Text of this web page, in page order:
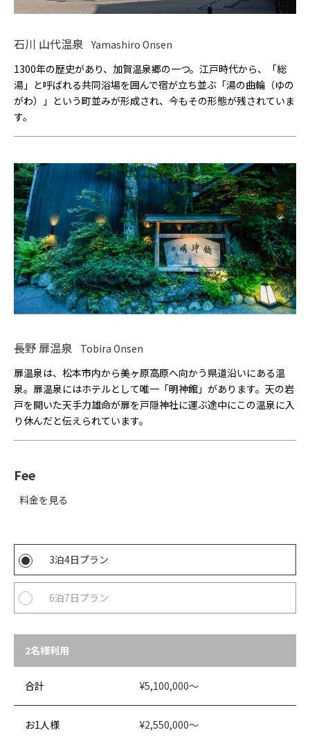
石川 山代温泉 Yamashiro Onsen
1300年の歴史があり、加賀温泉郷の一つ。江戸時代から、「総
湯」と呼ばれる共同浴場を囲んで宿が立ち並ぶ「湯の曲輪（ゆの
がわ）」という町並みが形成され、今もその形態が残されていま
す。
長野 扉温泉
Tobira Onsen
扉温泉は、松本市内から美ヶ原高原へ向かう県道沿いにある温
泉。扉温泉にはホテルとして唯一「明神館」があります。天の岩
戸を開いた天手力雄命が扉を戸隠神社に運ぶ途中にこの温泉に入
り休んだと伝えられています。
Fee
料金を見る
3泊4日プラン
6泊7日プラン
2名様利用
合計 ¥5,100,000～
お1人様 ¥2,550,000～